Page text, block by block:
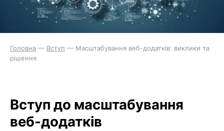
Головна — Вступ — Масштабування веб-додатків: виклики та
рішення
Вступ до масштабування
веб-додатків